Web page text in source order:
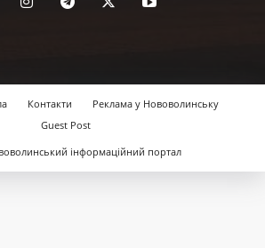
Контакти
Реклама у Нововолинську
Guest Post
інформаційний портал